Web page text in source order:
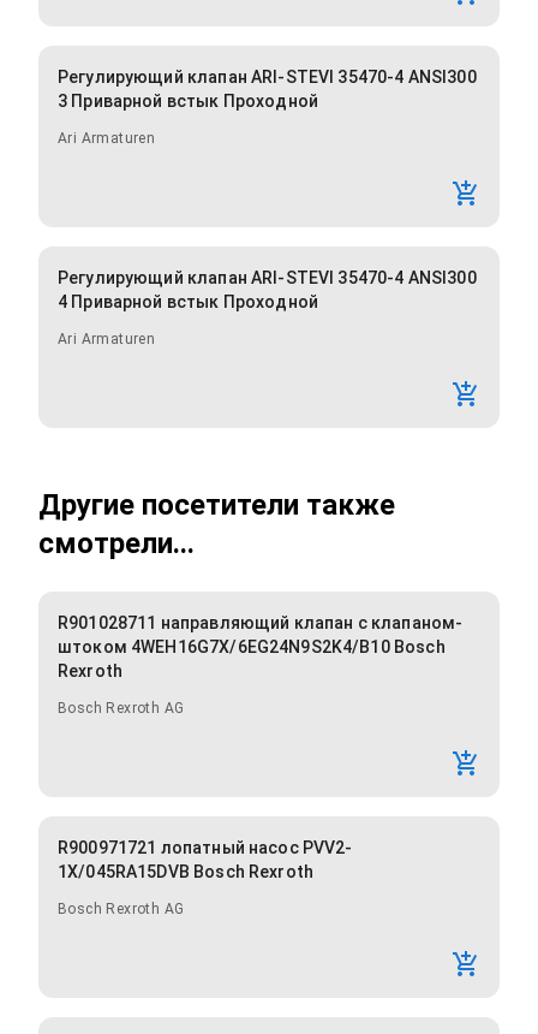
Регулирующий клапан ARI-STEVI 35470-4 ANSI300
3 Приварной встык Проходной
Ari Armaturen
Регулирующий клапан ARI-STEVI 35470-4 ANSI300
4 Приварной встык Проходной
Ari Armaturen
Другие посетители также
смотрели...
R901028711 направляющий клапан с клапаном-
штоком 4WEH16G7X/6EG24N9S2K4/B10 Bosch
Rexroth
Bosch Rexroth AG
R900971721 лопатный насос PVV2-
1X/045RA15DVB Bosch Rexroth
Bosch Rexroth AG